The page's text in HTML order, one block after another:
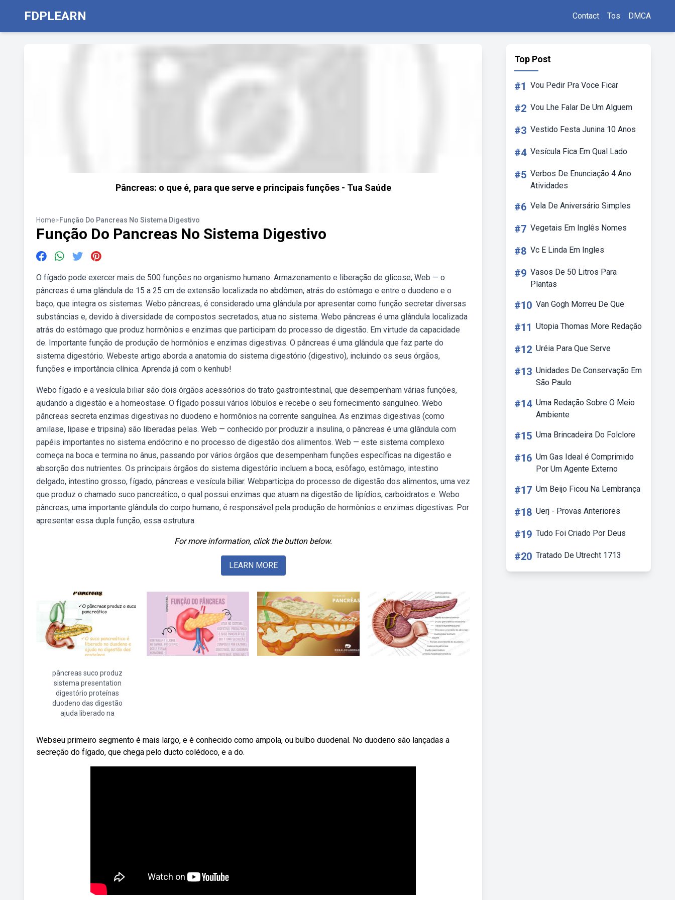
FDPLEARN Contact Tos DMCA
Pâncreas: o que é, para que serve e principais funções - Tua Saúde
Home>Função Do Pancreas No Sistema Digestivo
Função Do Pancreas No Sistema Digestivo
O fígado pode exercer mais de 500 funções no organismo humano. Armazenamento e liberação de glicose; Web — o
pâncreas é uma glândula de 15 a 25 cm de extensão localizada no abdômen, atrás do estômago e entre o duodeno e o
baço, que integra os sistemas. Webo pâncreas, é considerado uma glândula por apresentar como função secretar diversas
substâncias e, devido à diversidade de compostos secretados, atua no sistema. Webo pâncreas é uma glândula localizada
atrás do estômago que produz hormônios e enzimas que participam do processo de digestão. Em virtude da capacidade
de. Importante função de produção de hormônios e enzimas digestivas. O pâncreas é uma glândula que faz parte do
sistema digestório. Webeste artigo aborda a anatomia do sistema digestório (digestivo), incluindo os seus órgãos,
funções e importância clínica. Aprenda já com o kenhub!
Webo fígado e a vesícula biliar são dois órgãos acessórios do trato gastrointestinal, que desempenham várias funções,
ajudando a digestão e a homeostase. O fígado possui vários lóbulos e recebe o seu fornecimento sanguíneo. Webo
pâncreas secreta enzimas digestivas no duodeno e hormônios na corrente sanguínea. As enzimas digestivas (como
amilase, lipase e tripsina) são liberadas pelas. Web — conhecido por produzir a insulina, o pâncreas é uma glândula com
papéis importantes no sistema endócrino e no processo de digestão dos alimentos. Web — este sistema complexo
começa na boca e termina no ânus, passando por vários órgãos que desempenham funções específicas na digestão e
absorção dos nutrientes. Os principais órgãos do sistema digestório incluem a boca, esôfago, estômago, intestino
delgado, intestino grosso, fígado, pâncreas e vesícula biliar. Webparticipa do processo de digestão dos alimentos, uma vez
que produz o chamado suco pancreático, o qual possui enzimas que atuam na digestão de lipídios, carboidratos e. Webo
pâncreas, uma importante glândula do corpo humano, é responsável pela produção de hormônios e enzimas digestivas. Por
apresentar essa dupla função, essa estrutura.
For more information, click the button below.
LEARN MORE
pâncreas suco produz
sistema presentation
digestório proteínas
duodeno das digestão
ajuda liberado na
Webseu primeiro segmento é mais largo, e é conhecido como ampola, ou bulbo duodenal. No duodeno são lançadas a
secreção do fígado, que chega pelo ducto colédoco, e a do.
Top Post
#1 Vou Pedir Pra Voce Ficar
#2 Vou Lhe Falar De Um Alguem
#3 Vestido Festa Junina 10 Anos
#4 Vesícula Fica Em Qual Lado
#5 Verbos De Enunciação 4 Ano
Atividades
#6 Vela De Aniversário Simples
#7 Vegetais Em Inglês Nomes
#8 Vc E Linda Em Ingles
#9 Vasos De 50 Litros Para
Plantas
#10 Van Gogh Morreu De Que
#11 Utopia Thomas More Redação
#12 Uréia Para Que Serve
#13 Unidades De Conservação Em
São Paulo
#14 Uma Redação Sobre O Meio
Ambiente
#15 Uma Brincadeira Do Folclore
#16 Um Gas Ideal é Comprimido
Por Um Agente Externo
#17 Um Beijo Ficou Na Lembrança
#18 Uerj - Provas Anteriores
#19 Tudo Foi Criado Por Deus
#20 Tratado De Utrecht 1713